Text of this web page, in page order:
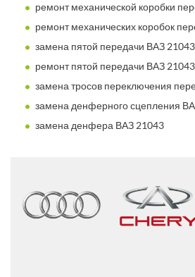
ремонт механической коробки
ремонт механических коробок
замена пятой передачи ВАЗ 21043
ремонт пятой передачи ВАЗ 21043
замена тросов переключения
замена денферного сцепления
замена денфера ВАЗ 21043